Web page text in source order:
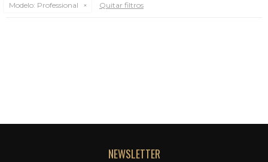
Modelo: Professional Quitar filtros
NEWSLETTER